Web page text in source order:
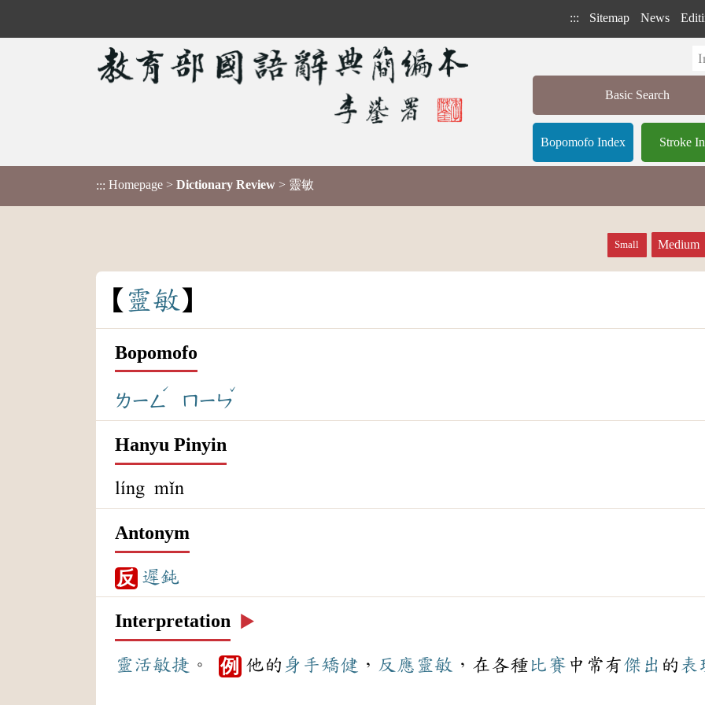
::: Sitemap News
Basic Search
Bopomofo Index Stroke
::: Homepage > Dictionary Review > 靈敏
Small Medium
靈敏
Bopomofo
ㄌㄧㄥ
ˊ
ㄇㄧㄣ
ˇ
Hanyu Pinyin
líng mǐn
Antonym
反 遲鈍
Interpretation ▶️
靈活敏捷 。 例 他的 身手矯健 ， 反應 靈敏 ，在各種比賽 中常有傑出 的 表